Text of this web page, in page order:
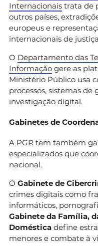
Internacionais trata de
outros países,
europeus e
internacionais de
O Departamento das
Informação gere as
Ministério Público usa
processos, sistemas
investigação digital.
Gabinetes de
A PGR tem também
especializados que
nacional.
O Gabinete de
crimes digitais como
informáticos,
Gabinete da Família,
Doméstica define
menores e combate à